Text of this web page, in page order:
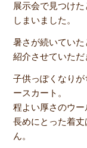
展示会で見つけ
しまいました。
暑さが続いてい
紹介させていただ
子供っぽくなり
ースカート。
程よい厚さのウー
長めにとった着
ん。